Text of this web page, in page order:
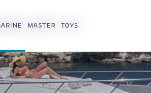
MASTER TOYS